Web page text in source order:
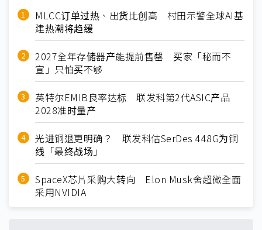
MLCC订单过热、出货比创高 村田示警全球AI基
建热潮将趋缓
2027全年存储器产能提前售罄 买家「秘而不
宣」只怕买不够
英特尔EMIB良率达标 联发科第2代ASIC产品
2028准时量产
光进铜退更明确？ 联发科估SerDes 448G为铜
线「最终战场」
SpaceX芯片采购大转向 Elon Musk舍超微全面
采用NVIDIA